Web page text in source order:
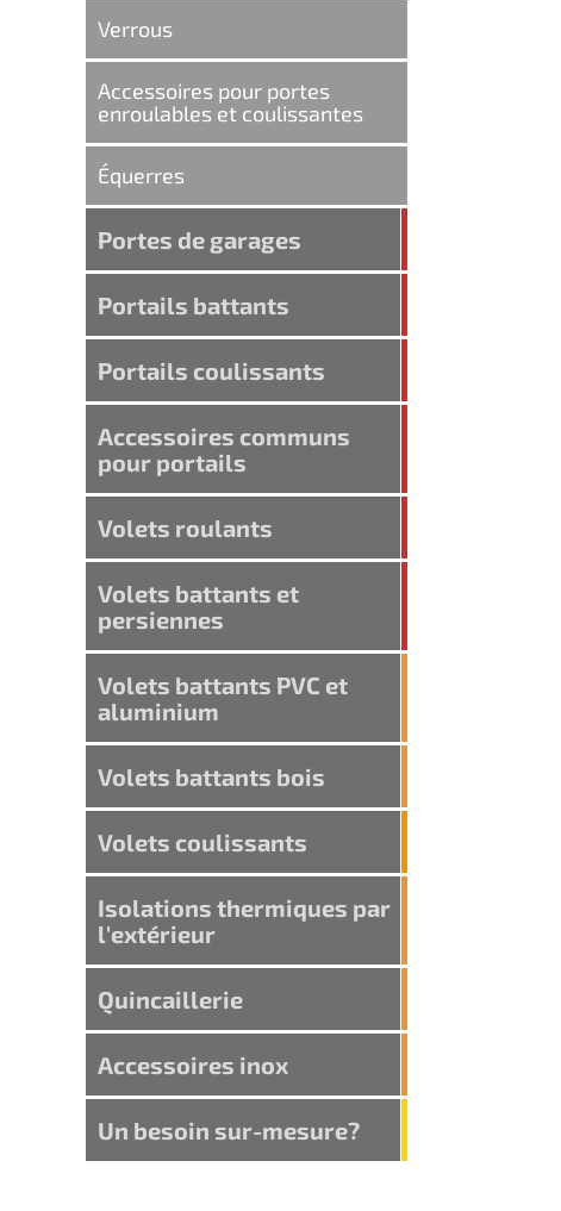
Verrous
Accessoires pour portes
enroulables et coulissantes
Équerres
Portes de garages
Portails battants
Portails coulissants
Accessoires communs
pour portails
Volets roulants
Volets battants et
persiennes
Volets battants PVC et
aluminium
Volets battants bois
Volets coulissants
Isolations thermiques par
l'extérieur
Quincaillerie
Accessoires inox
Un besoin sur-mesure?